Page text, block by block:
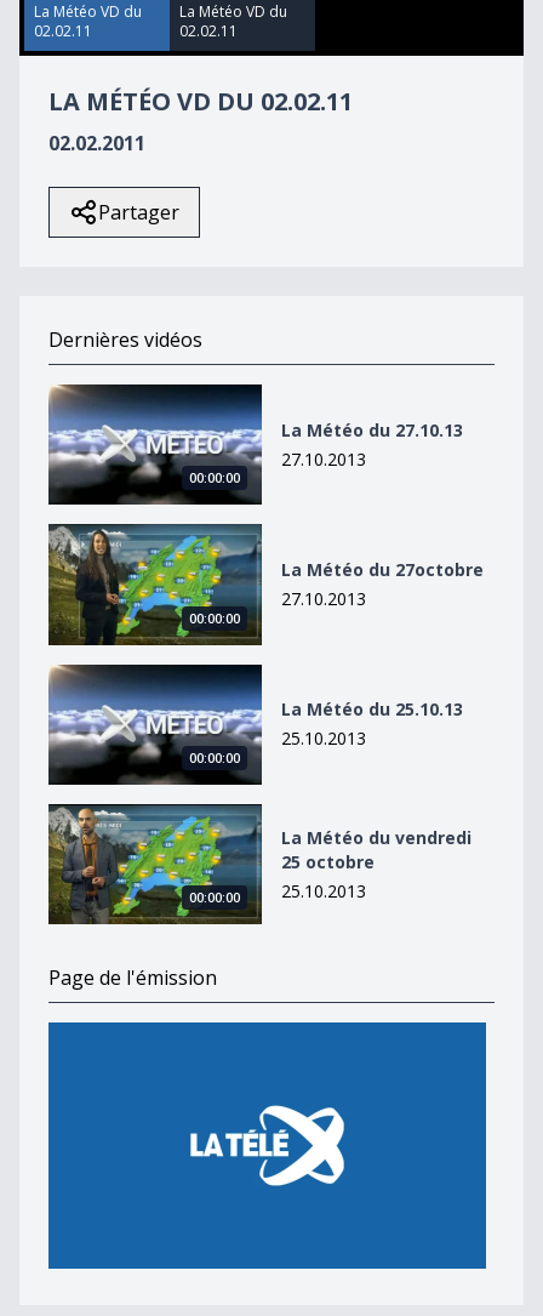
58
seconds
La Météo VD du
02.02.11
La Météo VD du
02.02.11
LA MÉTÉO VD DU 02.02.11
02.02.2011
Partager
Dernières vidéos
La Météo du 27.10.13
00:00:00
La Météo du 27.10.13
27.10.2013
La Météo du 27octobre
00:00:00
La Météo du 27octobre
27.10.2013
La Météo du 25.10.13
00:00:00
La Météo du 25.10.13
25.10.2013
La Météo du vendredi 25 octobre
00:00:00
La Météo du vendredi
25 octobre
25.10.2013
Page de l'émission